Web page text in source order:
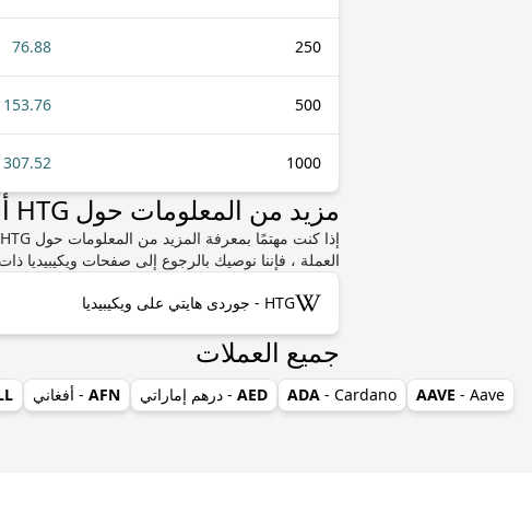
250
76.88
500
153.76
1000
307.52
مزيد من المعلومات حول HTG أو UYU
العملة ، فإننا نوصيك بالرجوع إلى صفحات ويكيبيديا
HTG - جوردى هايتي على ويكيبيديا
جميع العملات
AAVE - Aave
ADA - Cardano
AED - درهم إماراتي AFN - أفغاني